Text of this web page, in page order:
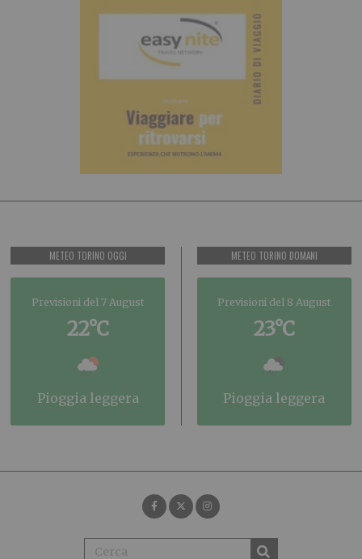
METEO TORINO OGGI
Previsioni del 7 August
22°C
pioggia leggera
METEO TORINO DOMANI
Previsioni del 8 August
23°C
pioggia leggera